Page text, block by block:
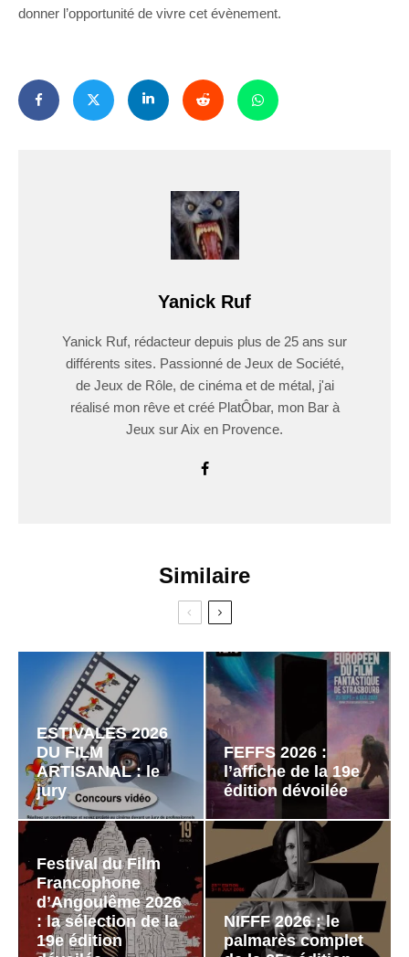
donner l’opportunité de vivre cet évènement.
Yanick Ruf
Yanick Ruf, rédacteur depuis plus de 25 ans sur
différents sites. Passionné de Jeux de Société,
de Jeux de Rôle, de cinéma et de métal, j'ai
réalisé mon rêve et créé PlatÔbar, mon Bar à
Jeux sur Aix en Provence.
Similaire
ESTIVALES 2026
DU FILM
ARTISANAL : le
jury
FEFFS 2026 :
l’affiche de la 19e
édition dévoilée
Festival du Film
Francophone
d’Angoulême 2026
: la sélection de la
19e édition
NIFFF 2026 : le
palmarès complet